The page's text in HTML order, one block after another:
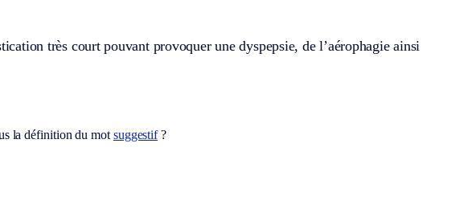
très court pouvant provoquer une dyspepsie, de l’aérophagie ainsi
la définition du mot suggestif?